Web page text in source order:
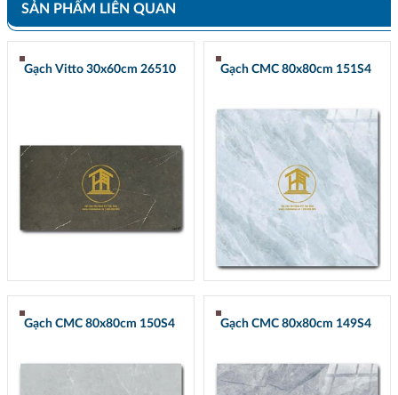
SẢN PHẨM LIÊN QUAN
Gạch Vitto 30x60cm 26510 Gạch CMC 80x80cm 151S4
Gạch CMC 80x80cm 150S4 Gạch CMC 80x80cm 149S4